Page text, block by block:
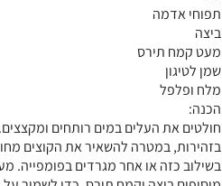
תפוחי אדמה
ביצה
מעט קמח תירס
שמן לטיגון
מלח ופלפל
הכנה:
חולטים את העלים במים רותחים
בזהירות, במטרה להשאיר את הקוצים
בשילוב כזה או אחר מגרדים בפומפייה.